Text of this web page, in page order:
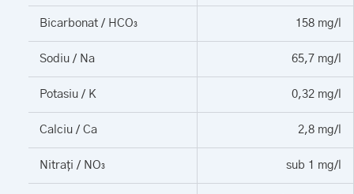
Bicarbonat / HCO₃ 158 mg/l
Sodiu / Na 65,7 mg/l
Potasiu / K 0,32 mg/l
Calciu / Ca 2,8 mg/l
Nitrați / NO₃ sub 1 mg/l